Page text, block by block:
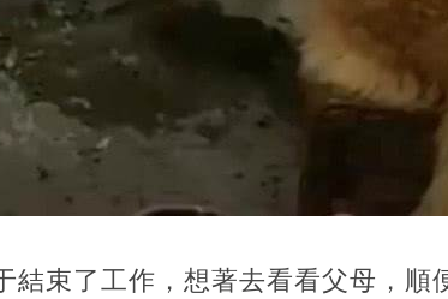
結束了工作，想著去看看父母，順